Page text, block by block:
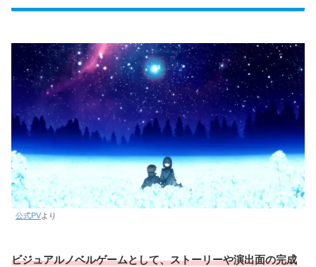
公式PVより
ビジュアルノベルゲームとして、ストーリーや演出面の完成